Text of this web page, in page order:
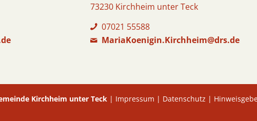
73230 Kirchheim unter Teck
07021 55588
MariaKoenigin.Kirchheim@drs.de
Kirchheim unter Teck | Impressum | Datenschutz |